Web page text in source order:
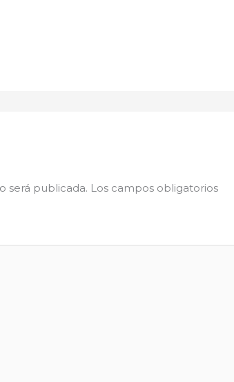
será publicada. Los campos obligatorios